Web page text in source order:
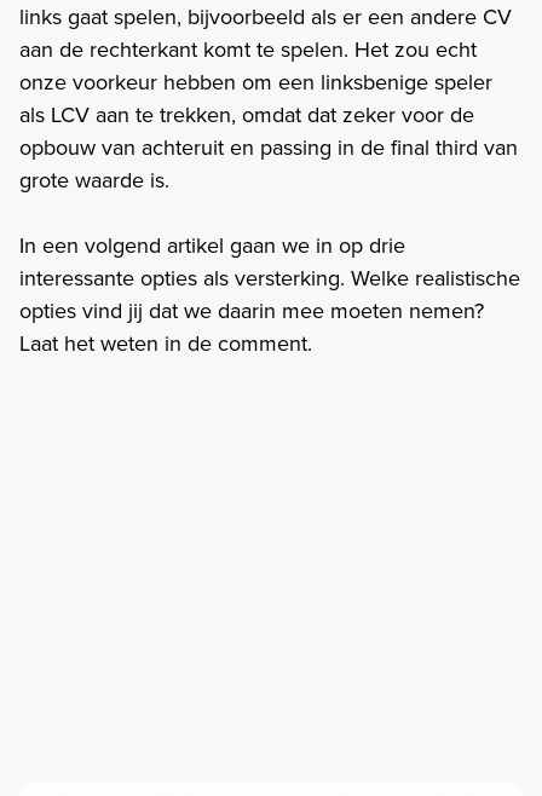
links gaat spelen, bijvoorbeeld als er een andere CV
aan de rechterkant komt te spelen. Het zou echt
onze voorkeur hebben om een linksbenige speler
als LCV aan te trekken, omdat dat zeker voor de
opbouw van achteruit en passing in de final third van
grote waarde is.
In een volgend artikel gaan we in op drie
interessante opties als versterking. Welke realistische
opties vind jij dat we daarin mee moeten nemen?
Laat het weten in de comment.